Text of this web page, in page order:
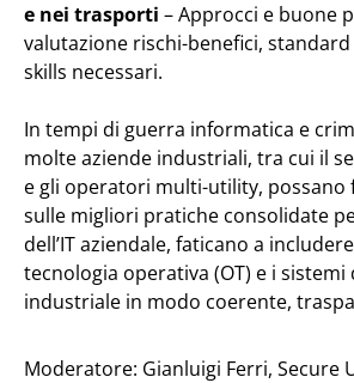
e nei trasporti – Approcci e buone
valutazione rischi-benefici,
skills necessari.
In tempi di guerra informatica e
molte aziende industriali, tra cui il
e gli operatori multi-utility, possano
sulle migliori pratiche consolidate
dell’IT aziendale, faticano a
tecnologia operativa (OT) e i
industriale in modo coerente,
Moderatore: Gianluigi Ferri, Secure